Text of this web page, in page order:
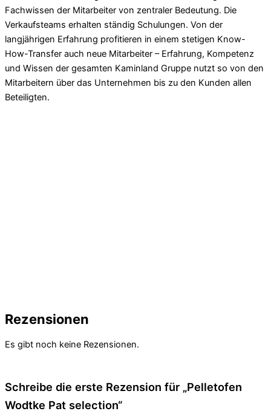
Fachwissen der Mitarbeiter von zentraler Bedeutung. Die
Verkaufsteams erhalten ständig Schulungen. Von der
langjährigen Erfahrung profitieren in einem stetigen Know-
How-Transfer auch neue Mitarbeiter – Erfahrung, Kompetenz
und Wissen der gesamten Kaminland Gruppe nutzt so von den
Mitarbeitern über das Unternehmen bis zu den Kunden allen
Beteiligten.
Rezensionen
Es gibt noch keine Rezensionen.
Schreibe die erste Rezension für „Pelletofen
Wodtke Pat selection“